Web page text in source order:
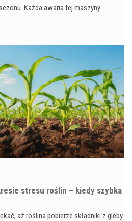
Każda awaria tej maszyny
stresu roślin – kiedy szybka
aż roślina pobierze składniki z gleby.